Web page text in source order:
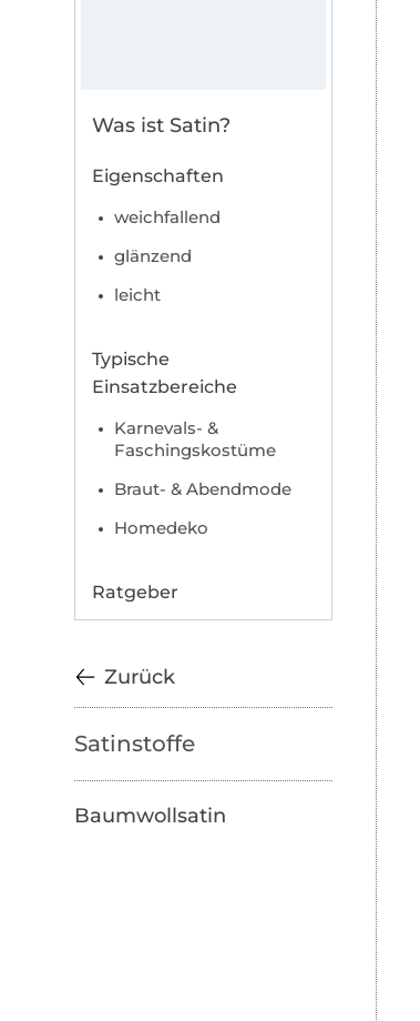
Was ist Satin?
Eigenschaften
weichfallend
glänzend
leicht
Typische
Einsatzbereiche
Karnevals- &
Faschingskostüme
Braut- & Abendmode
Homedeko
Ratgeber
Zurück
Satinstoffe
Baumwollsatin